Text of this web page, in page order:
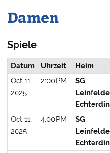
Damen
Spiele
Datum Uhrzeit Heim
Oct 11,
2025
2:00 PM
SG
Oct 11,
2025
4:00 PM
SG